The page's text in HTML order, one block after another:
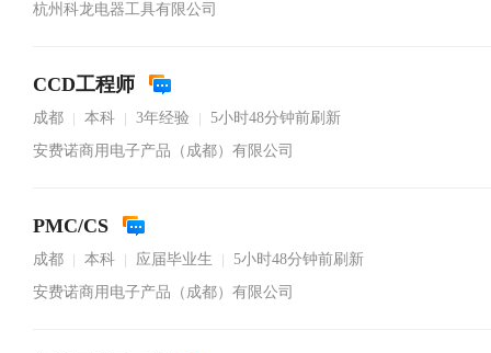
杭州科龙电器工具有限公司
CCD工程师
成都 本科 3年经验
5小时48分钟前刷新
安费诺商用电子产品（成都）有限公司
PMC/CS
成都 本科 应届毕业生
5小时48分钟前刷新
安费诺商用电子产品（成都）有限公司